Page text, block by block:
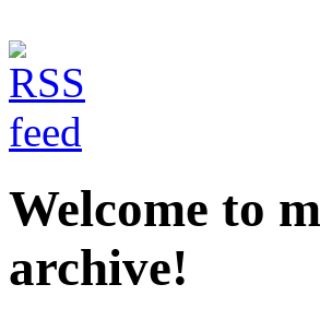
Welcome to
archive!